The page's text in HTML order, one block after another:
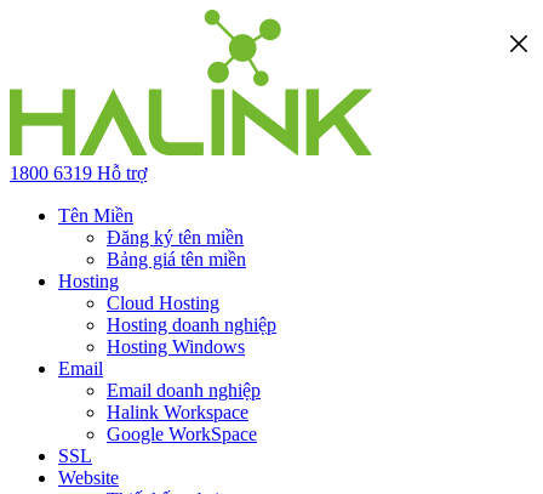
1800 6319 Hỗ trợ
Tên Miền
Đăng ký tên miền
Bảng giá tên miền
Hosting
Cloud Hosting
Hosting doanh nghiệp
Hosting Windows
Email
Email doanh nghiệp
Halink Workspace
Google WorkSpace
SSL
Website